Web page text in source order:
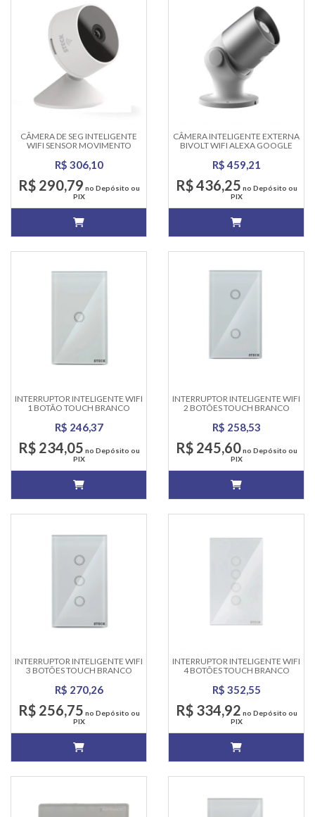
CÂMERA DE SEG INTELIGENTE
WIFI SENSOR MOVIMENTO
R$ 306,10
R$ 290,79 no Depósito ou
PIX
CÂMERA INTELIGENTE EXTERNA
BIVOLT WIFI ALEXA GOOGLE
R$ 459,21
R$ 436,25 no Depósito ou
PIX
INTERRUPTOR INTELIGENTE WIFI
1 BOTÃO TOUCH BRANCO
R$ 246,37
R$ 234,05 no Depósito ou
PIX
INTERRUPTOR INTELIGENTE WIFI
2 BOTÕES TOUCH BRANCO
R$ 258,53
R$ 245,60no Depósito ou
PIX
INTERRUPTOR INTELIGENTE WIFI
3 BOTÕES TOUCH BRANCO
R$ 270,26
R$ 256,75 no Depósito ou
PIX
INTERRUPTOR INTELIGENTE WIFI
4 BOTÕES TOUCH BRANCO
R$ 352,55
R$ 334,92 no Depósito ou
PIX